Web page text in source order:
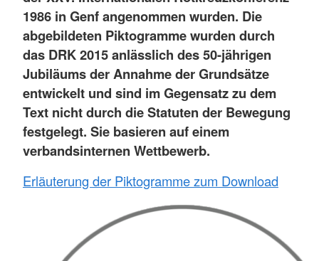
1986 in Genf angenommen wurden. Die
abgebildeten Piktogramme wurden durch
das DRK 2015 anlässlich des 50-jährigen
Jubiläums der Annahme der Grundsätze
entwickelt und sind im Gegensatz zu dem
Text nicht durch die Statuten der Bewegung
festgelegt. Sie basieren auf einem
verbandsinternen Wettbewerb.
Erläuterung der Piktogramme zum Download